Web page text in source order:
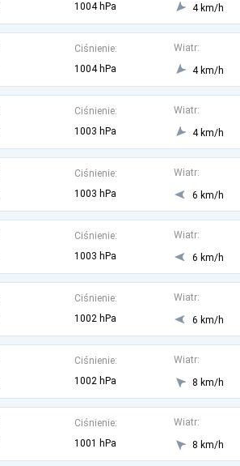
1004 hPa
4 km/h
Ciśnienie:
1004 hPa
Wiatr:
4 km/h
Ciśnienie:
1003 hPa
Wiatr:
4 km/h
Ciśnienie:
1003 hPa
Wiatr:
6 km/h
Ciśnienie:
1003 hPa
Wiatr:
6 km/h
Ciśnienie:
1002 hPa
Wiatr:
6 km/h
Ciśnienie:
1002 hPa
Wiatr:
8 km/h
Ciśnienie:
1001 hPa
Wiatr:
8 km/h